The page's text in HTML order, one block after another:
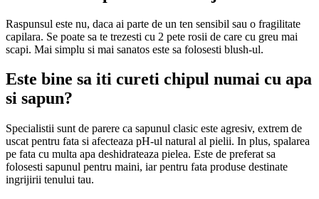
Raspunsul este nu, daca ai parte de un ten sensibil sau o fragilitate
capilara. Se poate sa te trezesti cu 2 pete rosii de care cu greu mai
scapi. Mai simplu si mai sanatos este sa folosesti blush-ul.
Este bine sa iti cureti chipul numai cu apa
si sapun?
Specialistii sunt de parere ca sapunul clasic este agresiv, extrem de
uscat pentru fata si afecteaza pH-ul natural al pielii. In plus, spalarea
pe fata cu multa apa deshidrateaza pielea. Este de preferat sa
folosesti sapunul pentru maini, iar pentru fata produse destinate
ingrijirii tenului tau.